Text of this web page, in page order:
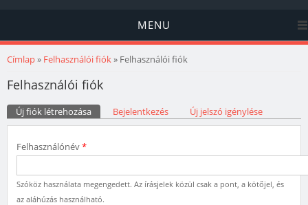
MENU
Jelenlegi hely
Címlap» Felhasználói fiók» Felhasználói fiók
Felhasználói fiók
Elsődleges fülek
Új fiók létrehozása (aktív fül)Bejelentkezés Új jelszó igénylése
Felhasználónév*
Szóköz használata megengedett. Az írásjelek közül csak a pont, a kötőjel, és
az aláhúzás használható.